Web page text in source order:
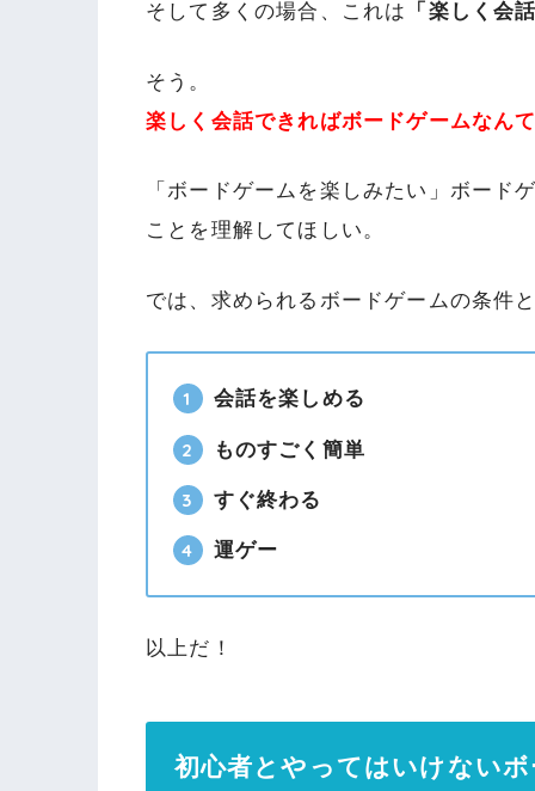
そして多くの場合、これは 「楽しく会
そう。
楽しく会話できればボードゲームなん
「ボードゲームを楽しみたい」ボード
ことを理解してほしい。
では、求められるボードゲームの条件
会話を楽しめる
ものすごく簡単
すぐ終わる
運ゲー
以上だ！
初心者とやってはいけない